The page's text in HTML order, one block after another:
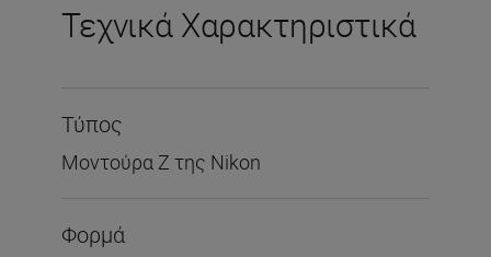
Τεχνικά Χαρακτηριστικά
Τύπος
Μοντούρα Ζ της Nikon
Φορμά